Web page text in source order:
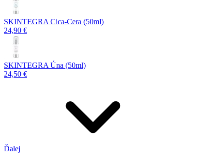
SKINTEGRA Cica-Cera (50ml)
24,90 €
SKINTEGRA Úna (50ml)
24,50 €
Ďalej